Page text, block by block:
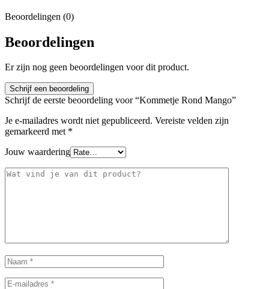
Beoordelingen (0)
Beoordelingen
Er zijn nog geen beoordelingen voor dit product.
Schrijf een beoordeling
Schrijf de eerste beoordeling voor “Kommetje Rond Mango”
Je e-mailadres wordt niet gepubliceerd. Vereiste velden zijn
gemarkeerd met *
Jouw waardering